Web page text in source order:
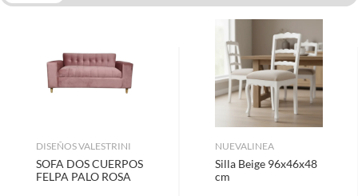
DISEÑOS VALESTRINI
SOFA DOS CUERPOS
FELPA PALO ROSA
NUEVALINEA
Silla Beige 96x46x48
cm